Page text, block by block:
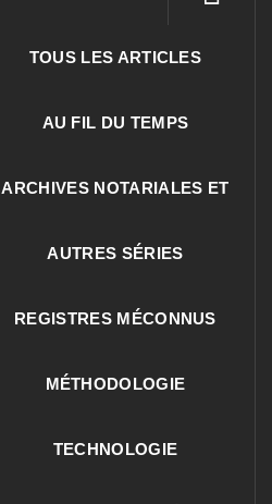
TOUS LES ARTICLES
AU FIL DU TEMPS
ARCHIVES NOTARIALES ET
AUTRES SÉRIES
REGISTRES MÉCONNUS
MÉTHODOLOGIE
TECHNOLOGIE